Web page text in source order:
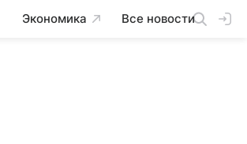
Экономика Все новости